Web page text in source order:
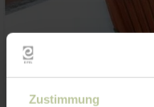
Zustimmung